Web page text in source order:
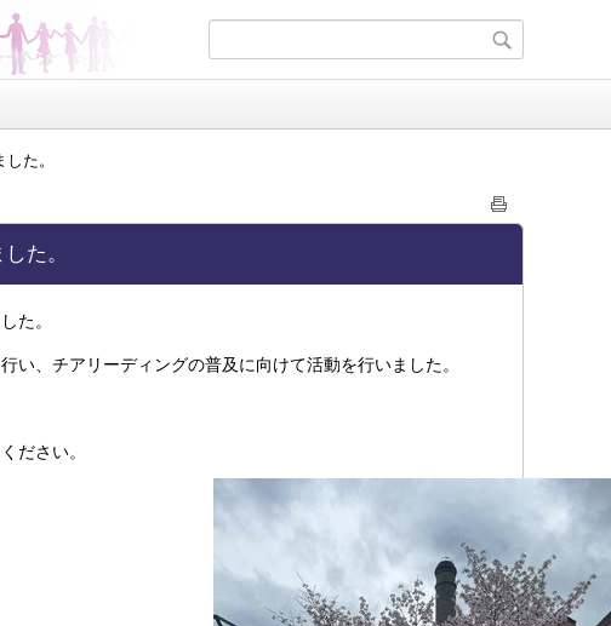
た。
た。
た。
、チアリーディングの普及に向けて活動を行いました。
ださい。